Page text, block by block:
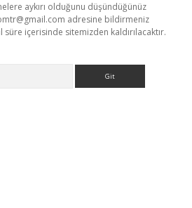
aykırı olduğunu düşündüğünüz
adresine bildirmeniz
içerisinde sitemizden kaldırılacaktır.